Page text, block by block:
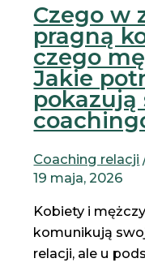
Czego w
pragną
czego
Jakie
pokazują
Coaching relacji
19 maja, 2026
Kobiety i
komunikują
relacji, ale u